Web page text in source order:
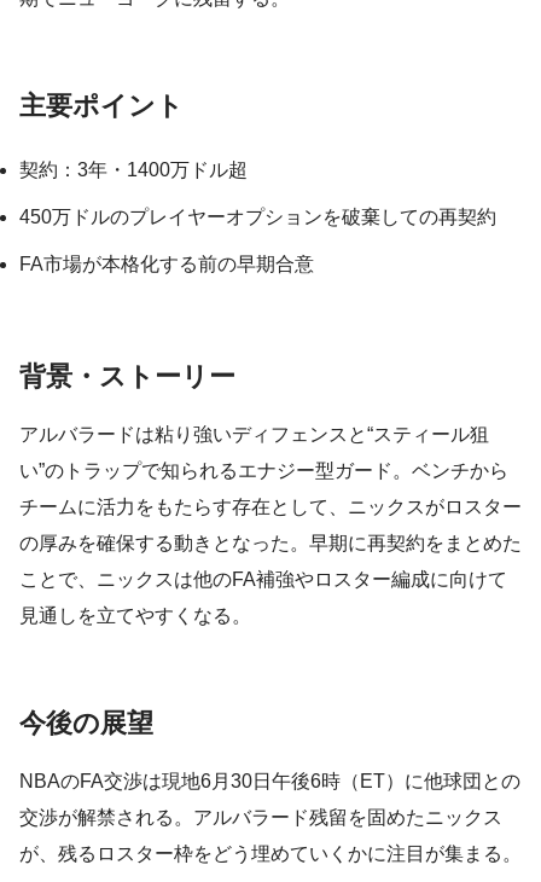
主要ポイント
契約：3年・1400万ドル超
450万ドルのプレイヤーオプションを破棄しての再契約
FA市場が本格化する前の早期合意
背景・ストーリー
アルバラードは粘り強いディフェンスと“スティール狙
い”のトラップで知られるエナジー型ガード。ベンチから
チームに活力をもたらす存在として、ニックスがロスター
の厚みを確保する動きとなった。早期に再契約をまとめた
ことで、ニックスは他のFA補強やロスター編成に向けて
見通しを立てやすくなる。
今後の展望
NBAのFA交渉は現地6月30日午後6時（ET）に他球団との
交渉が解禁される。アルバラード残留を固めたニックス
が、残るロスター枠をどう埋めていくかに注目が集まる。